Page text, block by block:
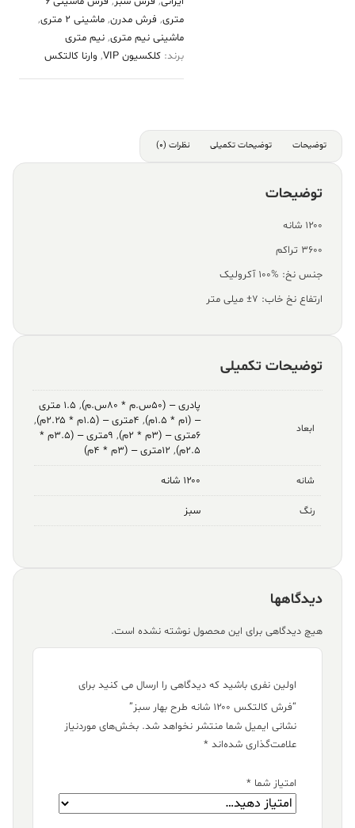
سبز
عدد
متری, فرش مدرن, ماشینی 2 متری
,
ماشینی نیم متری, نیم متری
برند: کلکسیون VIP , وارنا کالتکس
توضیحات توضیحات تکمیلی نظرات (0)
توضیحات
۱۲۰۰ شانه
۳۶۰۰ تراکم
جنس نخ: %100 آکرولیک
ارتفاع نخ خاب: ۷± میلی متر
توضیحات تکمیلی
ابعاد
پادری – (۵۰س.م * ۸۰س.م) ,
۱.۵ متری
– (۱م * ۱.۵م)
, ۴متری – (۱.۵م * ۲.۲۵م)
,
۶متری – (۳م * ۲م)
,
۹متری – (۳.۵م *
۲.۵م)
, ۱۲متری – (۳م * ۴م)
شانه ۱۲۰۰ شانه
رنگ سبز
دیدگاهها
هیچ دیدگاهی برای این محصول نوشته نشده است.
اولین نفری باشید که دیدگاهی را ارسال می کنید برای
“فرش کالتکس ۱۲۰۰ شانه طرح بهار سبز”
نشانی ایمیل شما منتشر نخواهد شد. بخش‌های موردنیاز
علامت‌گذاری شده‌اند *
امتیاز شما *